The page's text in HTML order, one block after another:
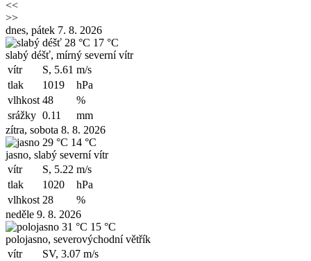
<<
>>
dnes, pátek 7. 8. 2026
28 °C 17 °C
slabý déšť, mírný severní vítr
vítr
S, 5.61 m/s
tlak
1019
hPa
vlhkost 48
%
srážky 0.11
mm
zítra, sobota 8. 8. 2026
29 °C 14 °C
jasno, slabý severní vítr
vítr
S, 5.22 m/s
tlak
1020
hPa
vlhkost 28
%
neděle 9. 8. 2026
31 °C 15 °C
polojasno, severovýchodní větřík
vítr
SV, 3.07 m/s